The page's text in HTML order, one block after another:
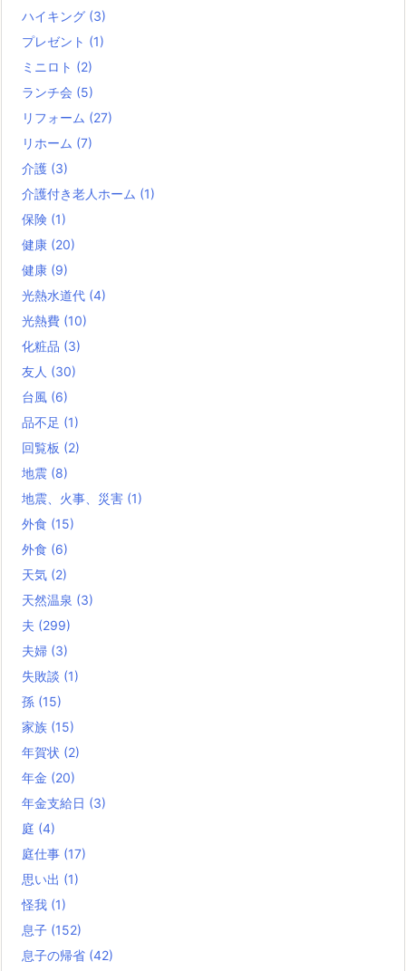
ハイキング (3)
プレゼント (1)
ミニロト (2)
ランチ会 (5)
リフォーム (27)
リホーム (7)
介護 (3)
介護付き老人ホーム (1)
保険 (1)
健康 (20)
健康 (9)
光熱水道代 (4)
光熱費 (10)
化粧品 (3)
友人 (30)
台風 (6)
品不足 (1)
回覧板 (2)
地震 (8)
地震、火事、災害 (1)
外食 (15)
外食 (6)
天気 (2)
天然温泉 (3)
夫 (299)
夫婦 (3)
失敗談 (1)
孫 (15)
家族 (15)
年賀状 (2)
年金 (20)
年金支給日 (3)
庭 (4)
庭仕事 (17)
思い出 (1)
怪我 (1)
息子 (152)
息子の帰省 (42)